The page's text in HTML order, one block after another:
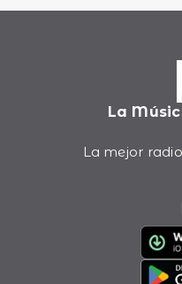
La
La mejor